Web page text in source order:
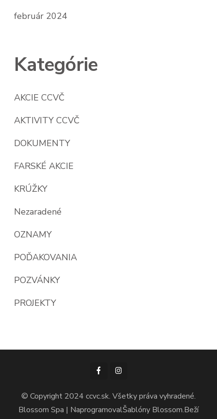
február 2024
Kategórie
AKCIE CCVČ
AKTIVITY CCVČ
DOKUMENTY
FARSKÉ AKCIE
KRÚŽKY
Nezaradené
OZNAMY
POĎAKOVANIA
POZVÁNKY
PROJEKTY
© Copyright 2024 ccvc.sk. Všetky práva vyhradené.
Blossom Spa | NaprogramovalŠablóny Blossom.Beží